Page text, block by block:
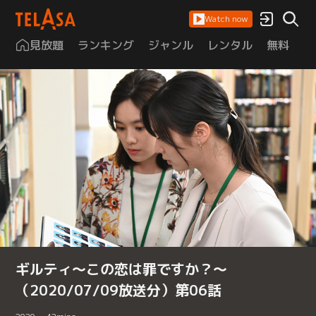
Watch now
見放題 ランキング ジャンル レンタル 無料
ギルティ～この恋は罪ですか？～
（2020/07/09放送分）第06話